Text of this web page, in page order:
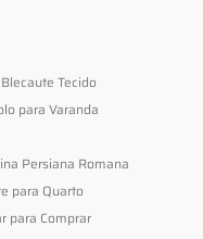
Tecido
para Varanda
Persiana Romana
para Quarto
para Comprar